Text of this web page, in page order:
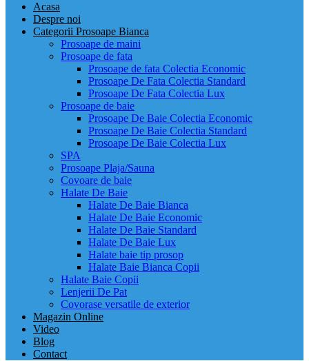
Acasa
Despre noi
Categorii Prosoape Bianca
Prosoape de maini
Prosoape de fata
Prosoape de fata Colectia Economic
Prosoape De Fata Colectia Standard
Prosoape De Fata Colectia Lux
Prosoape de baie
Prosoape De Baie Colectia Economic
Prosoape De Baie Colectia Standard
Prosoape De Baie Colectia Lux
SPA
Prosoape Plaja/Sauna
Covoare de baie
Halate De Baie
Halate De Baie Bianca
Halate De Baie Economic
Halate De Baie Standard
Halate De Baie Lux
Halate baie tip prosop
Halate Baie Bianca Copii
Halate Baie Copii
Lenjerii De Pat
Covorase versatile de exterior
Magazin Online
Video
Blog
Contact